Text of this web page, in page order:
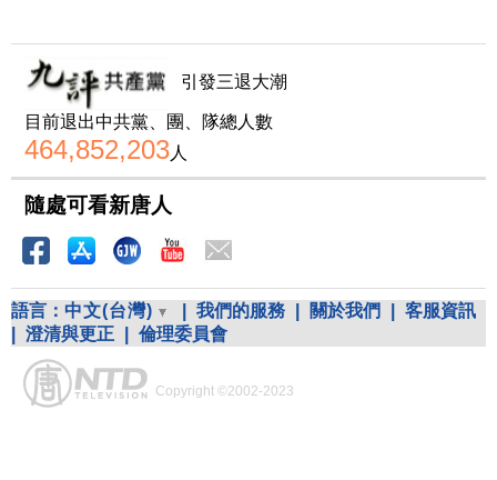
引發三退大潮
目前退出中共黨、團、隊總人數
464,852,203人
隨處可看新唐人
語言： 中文(台灣) 我們的服務 關於我們
客服資訊
澄清與更正 倫理委員會
Copyright ©2002-2023